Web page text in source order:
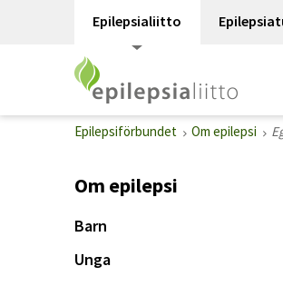
Epilepsialiitto
Epilepsiförbundet Om epilepsi
Om epilepsi
Barn
Unga